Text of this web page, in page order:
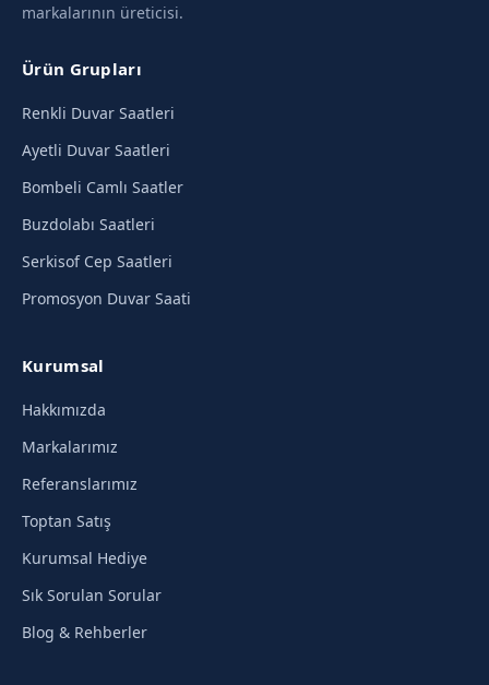
markalarının üreticisi.
Ürün Grupları
Renkli Duvar Saatleri
Ayetli Duvar Saatleri
Bombeli Camlı Saatler
Buzdolabı Saatleri
Serkisof Cep Saatleri
Promosyon Duvar Saati
Kurumsal
Hakkımızda
Markalarımız
Referanslarımız
Toptan Satış
Kurumsal Hediye
Sık Sorulan Sorular
Blog & Rehberler